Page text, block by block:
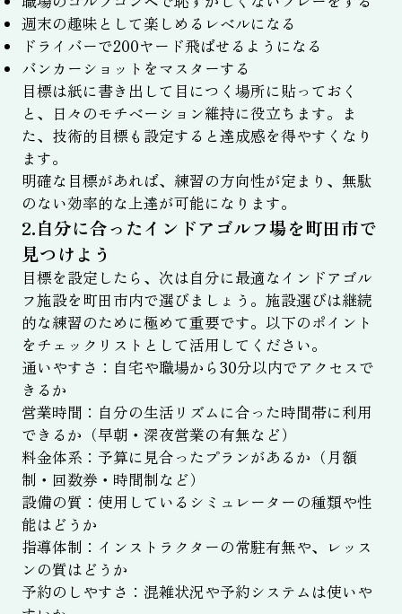
週末の趣味として楽しめるレベルになる
ドライバーで200ヤード飛ばせるようになる
バンカーショットをマスターする
目標は紙に書き出して目につく場所に貼っておく
と、日々のモチベーション維持に役立ちます。ま
た、技術的目標も設定すると達成感を得やすくなり
ます。
明確な目標があれば、練習の方向性が定まり、無駄
のない効率的な上達が可能になります。
2.自分に合ったインドアゴルフ場を町田市で
見つけよう
目標を設定したら、次は自分に最適なインドアゴル
フ施設を町田市内で選びましょう。施設選びは継続
的な練習のために極めて重要です。以下のポイント
をチェックリストとして活用してください。
通いやすさ：自宅や職場から30分以内でアクセスで
きるか
営業時間：自分の生活リズムに合った時間帯に利用
できるか（早朝・深夜営業の有無など）
料金体系：予算に見合ったプランがあるか（月額
制・回数券・時間制など）
設備の質：使用しているシミュレーターの種類や性
能はどうか
指導体制：インストラクターの常駐有無や、レッス
ンの質はどうか
予約のしやすさ：混雑状況や予約システムは使いや